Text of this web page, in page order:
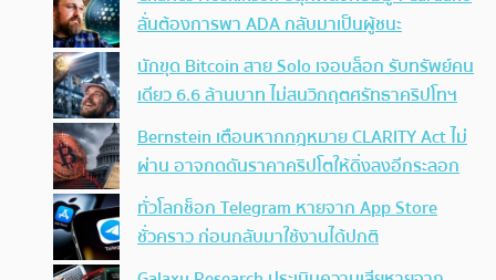
ลั่นต้องการพา ADA กลับมาเป็นผู้ชนะ
นักขุด Bitcoin สาย Solo เจอบล็อก รับทรัพย์คน
เดียว 6.6 ล้านบาท ไม่สนวิกฤตศรัทธาคริปโทฯ
Bernstein เตือนหากกฎหมาย CLARITY Act ไม่
ผ่าน อาจกดดันราคาคริปโตให้ดิ่งลงอีกระลอก
ทั่วโลกช็อก Telegram หายจาก App Store
ชั่วคราว ก่อนกลับมาใช้งานได้ปกติ